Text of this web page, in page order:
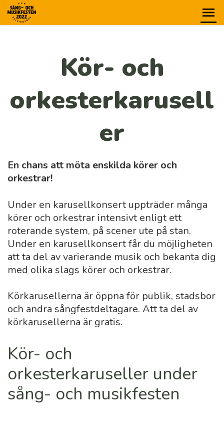
Kör- och
orkesterkarusell
er
En chans att möta enskilda körer och
orkestrar!
Under en karusellkonsert uppträder många
körer och orkestrar intensivt enligt ett
roterande system, på scener ute på stan.
Under en karusellkonsert får du möjligheten
att ta del av varierande musik och bekanta dig
med olika slags körer och orkestrar.
Körkarusellerna är öppna för publik, stadsbor
och andra sångfestdeltagare. Att ta del av
körkarusellerna är gratis.
Kör- och
orkesterkaruseller under
sång- och musikfesten